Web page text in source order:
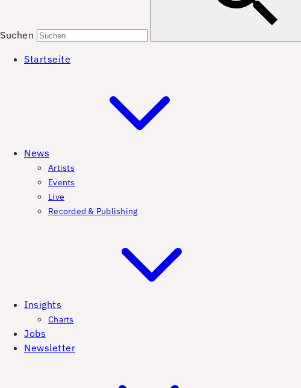
Suchen
Startseite
News
Artists
Events
Live
Recorded & Publishing
Insights
Charts
Jobs
Newsletter